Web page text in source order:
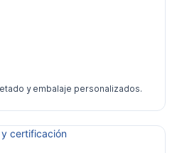
y embalaje personalizados.